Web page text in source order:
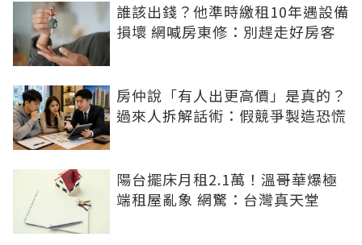
誰該出錢？他準時繳租10年遇設備
損壞 網喊房東修：別趕走好房客
房仲說「有人出更高價」是真的？
過來人拆解話術：假競爭製造恐慌
陽台擺床月租2.1萬！溫哥華爆極
端租屋亂象 網驚：台灣真天堂